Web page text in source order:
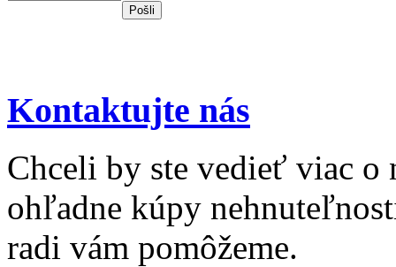
Kontaktujte nás
Chceli by ste vedieť viac o
ohľadne kúpy
radi vám pomôžeme.